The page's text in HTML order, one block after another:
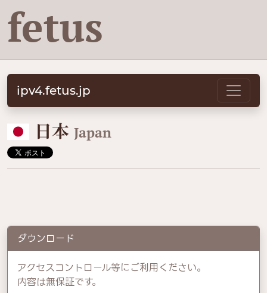
fetus
ipv4.fetus.jp
🇯🇵 日本 Japan
ダウンロード
アクセスコントロール等にご利用ください。
内容は無保証です。